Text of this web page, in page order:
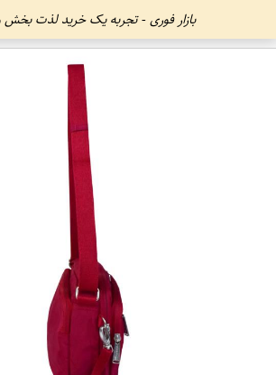
بازار فوری - تجربه یک خرید لذت